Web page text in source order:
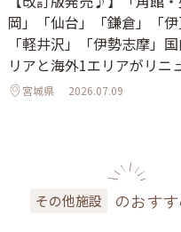
岡」「仙台」「鎌倉」「伊
「軽井沢」「伊勢志摩」
リアと海外1エリアがリニ
ル宮城県 2026.07.09
その他施設 のおす